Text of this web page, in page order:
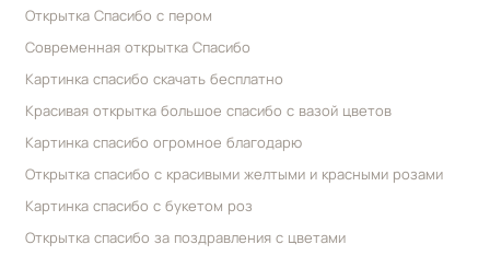
Открытка Спасибо с пером
Современная открытка Спасибо
Картинка спасибо скачать бесплатно
Красивая открытка большое спасибо с вазой цветов
Картинка спасибо огромное благодарю
Открытка спасибо с красивыми желтыми и красными розами
Картинка спасибо с букетом роз
Открытка спасибо за поздравления с цветами